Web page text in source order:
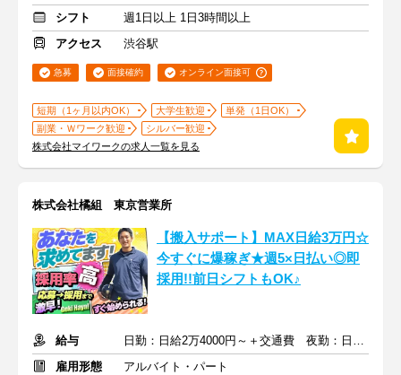
シフト
週1日以上 1日3時間以上
アクセス
渋谷駅
急募 面接確約 オンライン面接可
短期（1ヶ月以内OK） 大学生歓迎
単発（1日OK）
副業・Ｗワーク歓迎
シルバー歓迎
株式会社マイワークの求人一覧を見る
株式会社橘組 東京営業所
【搬入サポート】MAX日給3万円☆
今すぐに爆稼ぎ★週5×日払い◎即
採用!!前日シフトもOK♪
給与
日勤：日給2万4000円～＋交通費 夜勤：日給3万円～＋交通費
雇用形態
アルバイト・パート